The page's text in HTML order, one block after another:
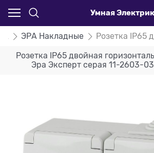
Умная
ЭРА Накладные Розетка IP65
Розетка IP65 двойная
Эра Эксперт серая 11-2603-